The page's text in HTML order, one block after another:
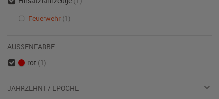
Feuerwehr (1)
AUSSENFARBE
rot (1)
JAHRZEHNT / EPOCHE